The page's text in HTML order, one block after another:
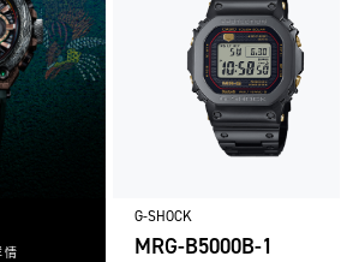
情
G-SHOCK
MRG-B5000B-1